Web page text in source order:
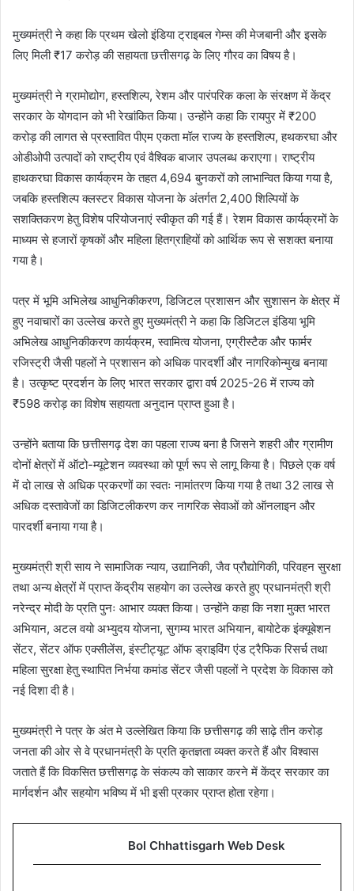
मुख्यमंत्री ने कहा कि प्रथम खेलो इंडिया ट्राइबल गेम्स की मेजबानी और इसके
लिए मिली ₹17 करोड़ की सहायता छत्तीसगढ़ के लिए गौरव का विषय है।
मुख्यमंत्री ने ग्रामोद्योग, हस्तशिल्प, रेशम और पारंपरिक कला के संरक्षण में केंद्र
सरकार के योगदान को भी रेखांकित किया। उन्होंने कहा कि रायपुर में ₹200
करोड़ की लागत से प्रस्तावित पीएम एकता मॉल राज्य के हस्तशिल्प, हथकरघा और
ओडीओपी उत्पादों को राष्ट्रीय एवं वैश्विक बाजार उपलब्ध कराएगा। राष्ट्रीय
हाथकरघा विकास कार्यक्रम के तहत 4,694 बुनकरों को लाभान्वित किया गया है,
जबकि हस्तशिल्प क्लस्टर विकास योजना के अंतर्गत 2,400 शिल्पियों के
सशक्तिकरण हेतु विशेष परियोजनाएं स्वीकृत की गई हैं। रेशम विकास कार्यक्रमों के
माध्यम से हजारों कृषकों और महिला हितग्राहियों को आर्थिक रूप से सशक्त बनाया
गया है।
पत्र में भूमि अभिलेख आधुनिकीकरण, डिजिटल प्रशासन और सुशासन के क्षेत्र में
हुए नवाचारों का उल्लेख करते हुए मुख्यमंत्री ने कहा कि डिजिटल इंडिया भूमि
अभिलेख आधुनिकीकरण कार्यक्रम, स्वामित्व योजना, एग्रीस्टैक और फार्मर
रजिस्ट्री जैसी पहलों ने प्रशासन को अधिक पारदर्शी और नागरिकोन्मुख बनाया
है। उत्कृष्ट प्रदर्शन के लिए भारत सरकार द्वारा वर्ष 2025-26 में राज्य को
₹598 करोड़ का विशेष सहायता अनुदान प्राप्त हुआ है।
उन्होंने बताया कि छत्तीसगढ़ देश का पहला राज्य बना है जिसने शहरी और ग्रामीण
दोनों क्षेत्रों में ऑटो-म्यूटेशन व्यवस्था को पूर्ण रूप से लागू किया है। पिछले एक वर्ष
में दो लाख से अधिक प्रकरणों का स्वतः नामांतरण किया गया है तथा 32 लाख से
अधिक दस्तावेजों का डिजिटलीकरण कर नागरिक सेवाओं को ऑनलाइन और
पारदर्शी बनाया गया है।
मुख्यमंत्री श्री साय ने सामाजिक न्याय, उद्यानिकी, जैव प्रौद्योगिकी, परिवहन सुरक्षा
तथा अन्य क्षेत्रों में प्राप्त केंद्रीय सहयोग का उल्लेख करते हुए प्रधानमंत्री श्री
नरेन्द्र मोदी के प्रति पुनः आभार व्यक्त किया। उन्होंने कहा कि नशा मुक्त भारत
अभियान, अटल वयो अभ्युदय योजना, सुगम्य भारत अभियान, बायोटेक इंक्यूबेशन
सेंटर, सेंटर ऑफ एक्सीलेंस, इंस्टीट्यूट ऑफ ड्राइविंग एंड ट्रैफिक रिसर्च तथा
महिला सुरक्षा हेतु स्थापित निर्भया कमांड सेंटर जैसी पहलों ने प्रदेश के विकास को
नई दिशा दी है।
मुख्यमंत्री ने पत्र के अंत मे उल्लेखित किया कि छत्तीसगढ़ की साढ़े तीन करोड़
जनता की ओर से वे प्रधानमंत्री के प्रति कृतज्ञता व्यक्त करते हैं और विश्वास
जताते हैं कि विकसित छत्तीसगढ़ के संकल्प को साकार करने में केंद्र सरकार का
मार्गदर्शन और सहयोग भविष्य में भी इसी प्रकार प्राप्त होता रहेगा।
Bol Chhattisgarh Web Desk